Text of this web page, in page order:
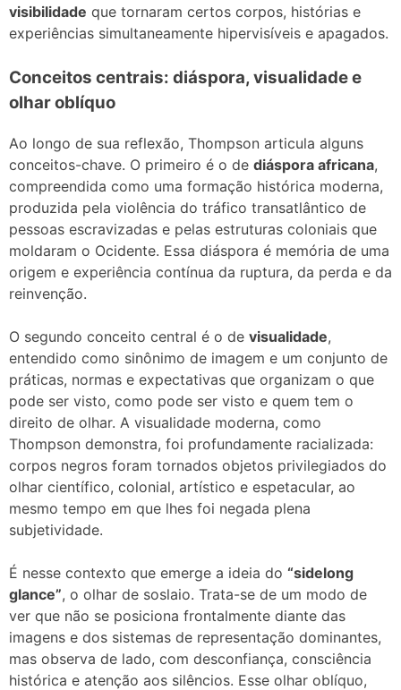
visibilidade que tornaram certos corpos, histórias e
experiências simultaneamente hipervisíveis e apagados.
Conceitos centrais: diáspora, visualidade e
olhar oblíquo
Ao longo de sua reflexão, Thompson articula alguns
conceitos-chave. O primeiro é o de diáspora africana,
compreendida como uma formação histórica moderna,
produzida pela violência do tráfico transatlântico de
pessoas escravizadas e pelas estruturas coloniais que
moldaram o Ocidente. Essa diáspora é memória de uma
origem e experiência contínua da ruptura, da perda e da
reinvenção.
O segundo conceito central é o de visualidade,
entendido como sinônimo de imagem e um conjunto de
práticas, normas e expectativas que organizam o que
pode ser visto, como pode ser visto e quem tem o
direito de olhar. A visualidade moderna, como
Thompson demonstra, foi profundamente racializada:
corpos negros foram tornados objetos privilegiados do
olhar científico, colonial, artístico e espetacular, ao
mesmo tempo em que lhes foi negada plena
subjetividade.
É nesse contexto que emerge a ideia do “sidelong
glance”, o olhar de soslaio. Trata-se de um modo de
ver que não se posiciona frontalmente diante das
imagens e dos sistemas de representação dominantes,
mas observa de lado, com desconfiança, consciência
histórica e atenção aos silêncios. Esse olhar oblíquo,